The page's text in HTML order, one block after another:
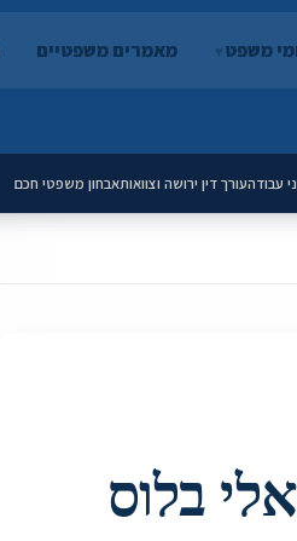
משפט מאמרים משפטיים
עבודהעורך דין ירושה וצוואותאבחון משפטי חכם
בלוס